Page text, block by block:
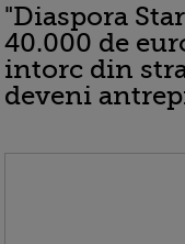
"Diaspora
40.000 de
intorc din
deveni